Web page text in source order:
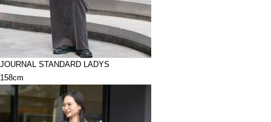
JOURNAL STANDARD LADYS
158cm